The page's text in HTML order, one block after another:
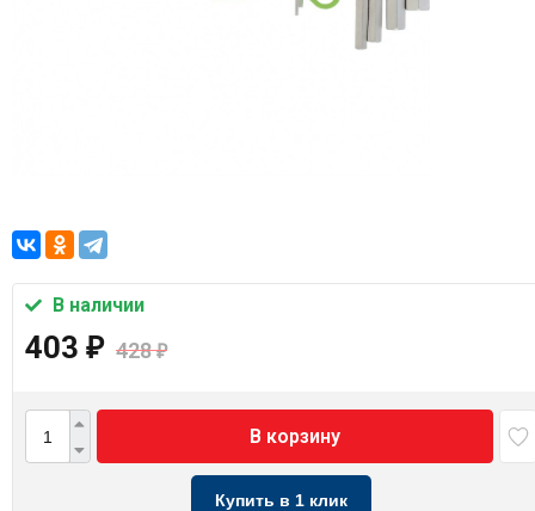
В наличии
403 ₽ 428₽
В корзину
Купить в 1 клик